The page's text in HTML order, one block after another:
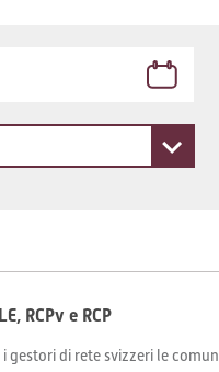
RCPv e RCP
gestori di rete svizzeri le